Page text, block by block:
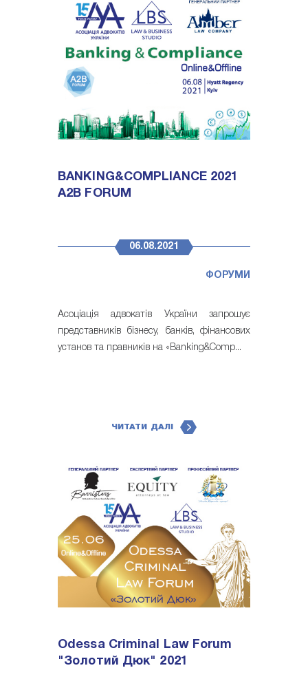
BANKING&COMPLIANCE 2021
A2B FORUM
06.08.2021
ФОРУМИ
Асоціація адвокатів України запрошує
представників бізнесу, банків, фінансових
установ та правників на «Banking&Comp...
ЧИТАТИ ДАЛІ
Odessa Criminal Law Forum
"Золотий Дюк" 2021